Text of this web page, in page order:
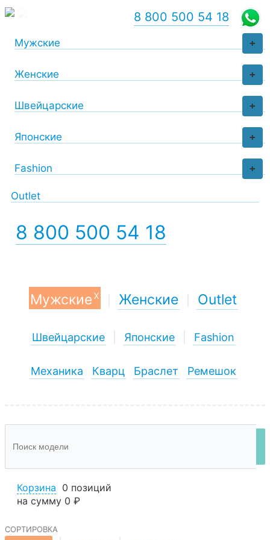
+
Мужские
+
Женские
+
Швейцарские
+
Японские
+
Fashion
Outlet
8 800 500 54 18
8 800 500 54 18
Мужскиеx Женские Outlet
Швейцарские Японские Fashion
Механика Кварц Браслет Ремешок
Корзина 0 позиций
на сумму 0 ₽
сортировка